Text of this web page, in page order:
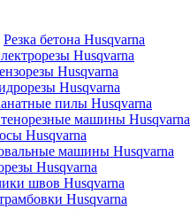
Резка бетона Husqvarna
Husqvarna
Husqvarna
Husqvarna
пилы Husqvarna
машины Husqvarna
Husqvarna
машины Husqvarna
Husqvarna
швов Husqvarna
Husqvarna